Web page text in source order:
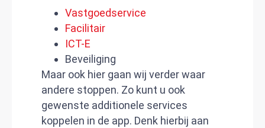
Vastgoedservice
Facilitair
ICT-E
Beveiliging
Maar ook hier gaan wij verder waar
andere stoppen. Zo kunt u ook
gewenste additionele services
koppelen in de app. Denk hierbij aan